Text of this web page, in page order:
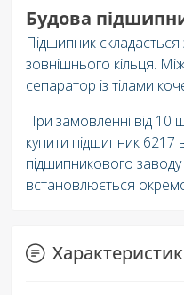
Будова
Підшипник
зовнішнього кільця.
сепаратор із тілами
При замовленні від
купити підшипник 6217
підшипникового
встановлюється